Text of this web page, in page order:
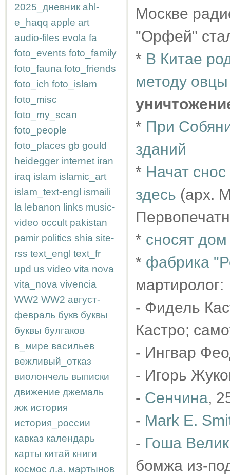
2025_дневник ahl-
e_haqq apple art
audio-files evola fa
foto_events foto_family
foto_fauna foto_friends
foto_ich foto_islam
foto_misc
foto_my_scan
foto_people
foto_places gb gould
heidegger internet iran
iraq islam islamic_art
islam_text-engl ismaili
la lebanon links music-
video occult pakistan
pamir politics shia site-
rss text_engl text_fr
upd us video vita nova
vita_nova vivencia
WW2 WW2 август-
февраль букв буквы
буквы булгаков
в_мире васильев
вежливый_отказ
виолончель выписки
движение джемаль
жж история
история_россии
кавказ календарь
карты китай книги
космос л.а. мартынов
Москве
"Орфей"
* В Китае
методу
* При
зданий
* Начат
здесь (арх.
* сносят
* фабрика
мартиролог:
- Фидель
Кастро;
- Ингвар
- Игорь
- Сенчина,
- Mark E.
- Гоша
бомжа из-